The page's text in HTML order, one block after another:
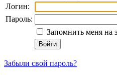
Логин:
Пароль:
Запомнить меня на
Забыли свой пароль?